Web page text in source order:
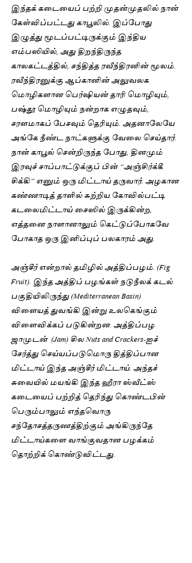
இந்தக் கடையைப் பற்றி முதன்முதலில் நான்
கேள்விப்பட்டது காபூலில். இப்போது
இழுத்து மூடப்பட்டிருக்கும் இந்திய
எம்பஸியில், அது திறந்திருந்த
காலகட்டத்தில், சந்தித்த ரவீந்திரனின் மூலம்.
ரவீந்திரனுக்கு ஆப்கானின் அலுவலக
மொழிகளான பெர்ஷியன் தாரி மொழியும்,
பஷ்தூ மொழியும் நன்றாக எழுதவும்,
சரளமாகப் பேசவும் தெரியும். அதனாலேயே
அங்கே நீண்ட நாட்களுக்கு வேலை செய்தார்.
நான் காபூல் சென்றிருந்த போது, தினமும்
இரவுச் சாப்பாட்டுக்குப் பின் “அஞ்சிர்க்கீ
சிக்கி” எனும் ஒரு மிட்டாய் தருவார். அழகான
கண்ணாடித் தாளில் சுற்றிய கோவில்பட்டி
கடலைமிட்டாய் சைஸில் இருக்கின்ற,
எத்தனை நாளானாலும் கெட்டுப்போகவே
போகாத ஒரு இனிப்புப் பலகாரம் அது.
அஞ்சீர் என்றால் தமிழில் அத்திப்பழம். (Fig
Fruit). இந்த அத்திப் பழங்கள் நடுநீலக் கடல்
பகுதியிலிருந்து (Mediterranean Basin)
விளையத் துவங்கி இன்று உலகெங்கும்
விளைவிக்கப் படுகின்றன. அத்திப்பழ
ஜாமுடன்  (Jam) சில Nuts and Crackers-ஐச்
சேர்த்து செய்யப்படுமொரு தித்திப்பான
மிட்டாய் இந்த அஞ்சீர் மிட்டாய். அந்தச்
சுவையில் மயங்கி இந்த ஹீரா ஸ்வீட்ஸ்
கடையைப் பற்றித் தெரிந்து கொண்டபின்
பெரும்பாலும் எந்தவொரு
சந்தோசத்தருணத்திற்கும் அங்கிருந்தே
மிட்டாய்களை வாங்குவதான பழக்கம்
தொற்றிக் கொண்டுவிட்டது.